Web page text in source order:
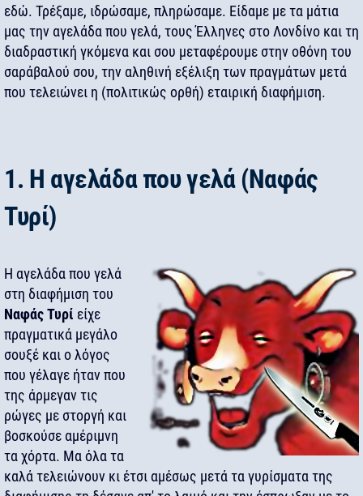
εδώ. Τρέξαμε, ιδρώσαμε, πληρώσαμε. Είδαμε με τα μάτια
μας την αγελάδα που γελά, τους Έλληνες στο Λονδίνο και τη
διαδραστική γκόμενα και σου μεταφέρουμε στην οθόνη του
σαράβαλού σου, την αληθινή εξέλιξη των πραγμάτων μετά
που τελειώνει η (πολιτικώς ορθή) εταιρική διαφήμιση.
1. Η αγελάδα που γελά (Ναφάς
Τυρί)
Η αγελάδα που γελά
στη διαφήμιση του
Ναφάς Τυρί είχε
πραγματικά μεγάλο
σουξέ και ο λόγος
που γέλαγε ήταν που
της άρμεγαν τις
ρώγες με στοργή και
βοσκούσε αμέριμνη
τα χόρτα. Μα όλα τα
καλά τελειώνουν κι έτσι αμέσως μετά τα γυρίσματα της